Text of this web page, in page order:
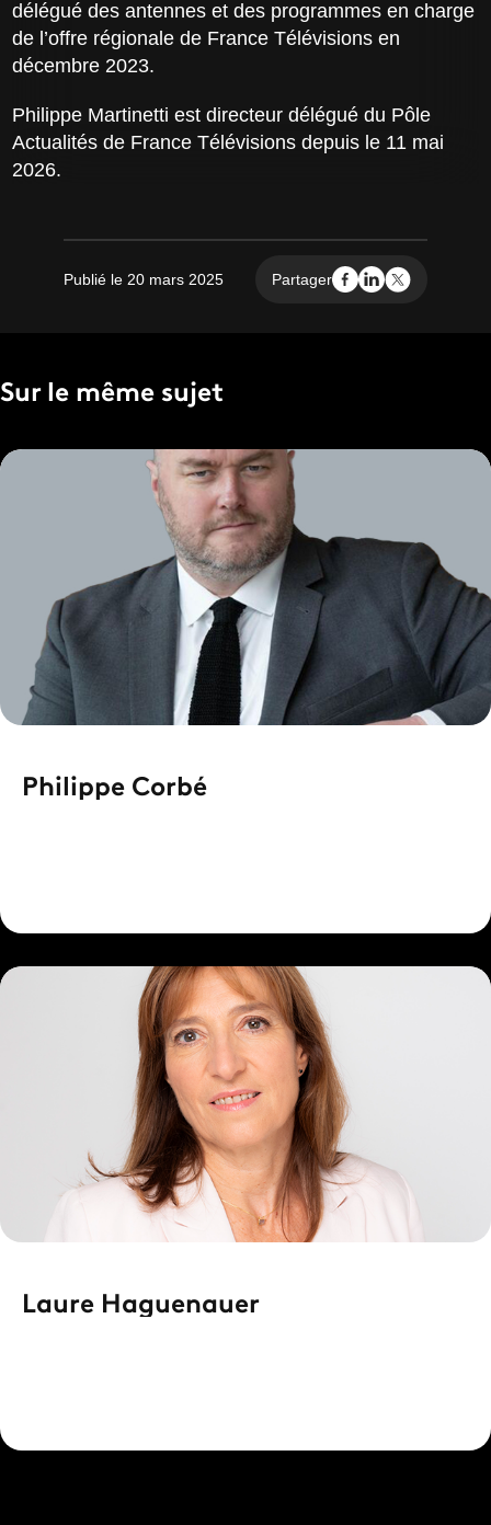
délégué des antennes et des programmes en charge
de l’offre régionale de France Télévisions en
décembre 2023.
Philippe Martinetti est directeur délégué du Pôle
Actualités de France Télévisions depuis le 11 mai
2026.
Publié le 20 mars 2025 Partager
Sur le même sujet
Philippe Corbé
Laure Haguenauer